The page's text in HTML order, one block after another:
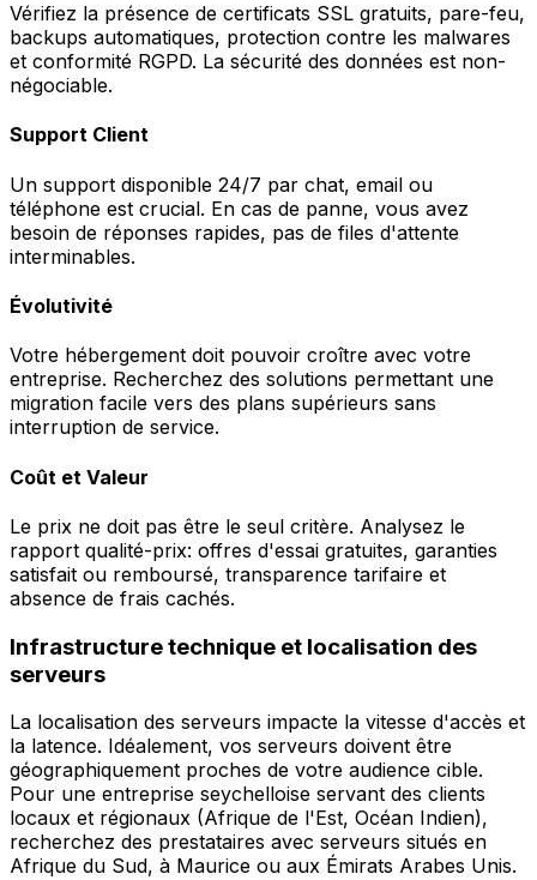
Vérifiez la présence de certificats SSL gratuits, pare-feu,
backups automatiques, protection contre les malwares
et conformité RGPD. La sécurité des données est non-
négociable.
Support Client
Un support disponible 24/7 par chat, email ou
téléphone est crucial. En cas de panne, vous avez
besoin de réponses rapides, pas de files d'attente
interminables.
Évolutivité
Votre hébergement doit pouvoir croître avec votre
entreprise. Recherchez des solutions permettant une
migration facile vers des plans supérieurs sans
interruption de service.
Coût et Valeur
Le prix ne doit pas être le seul critère. Analysez le
rapport qualité-prix: offres d'essai gratuites, garanties
satisfait ou remboursé, transparence tarifaire et
absence de frais cachés.
Infrastructure technique et localisation des
serveurs
La localisation des serveurs impacte la vitesse d'accès et
la latence. Idéalement, vos serveurs doivent être
géographiquement proches de votre audience cible.
Pour une entreprise seychelloise servant des clients
locaux et régionaux (Afrique de l'Est, Océan Indien),
recherchez des prestataires avec serveurs situés en
Afrique du Sud, à Maurice ou aux Émirats Arabes Unis.